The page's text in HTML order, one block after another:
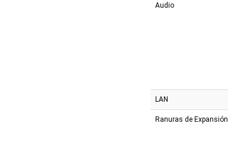
Audio
LAN
Ranuras de Expansión